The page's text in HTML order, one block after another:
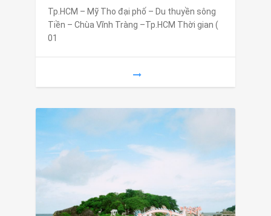
Tp.HCM – Mỹ Tho đại phố – Du thuyền sông
Tiền – Chùa Vĩnh Tràng –Tp.HCM Thời gian (
01